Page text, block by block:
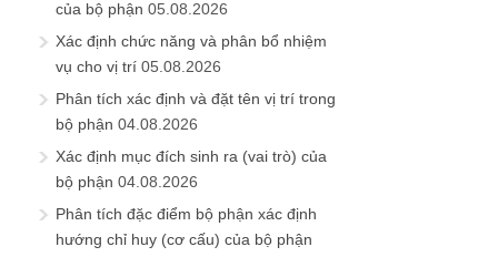
của bộ phận 05.08.2026
Xác định chức năng và phân bổ nhiệm
vụ cho vị trí 05.08.2026
Phân tích xác định và đặt tên vị trí trong
bộ phận 04.08.2026
Xác định mục đích sinh ra (vai trò) của
bộ phận 04.08.2026
Phân tích đặc điểm bộ phận xác định
hướng chỉ huy (cơ cấu) của bộ phận